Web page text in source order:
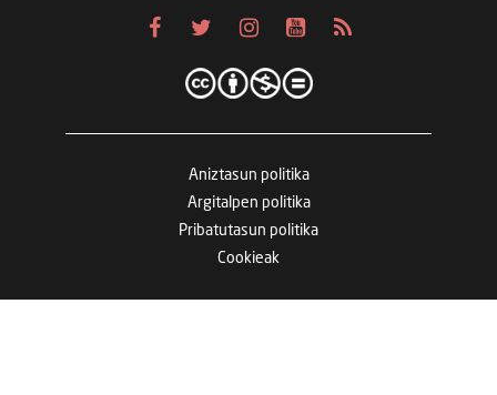
Aniztasun politika
Argitalpen politika
Pribatutasun politika
Cookieak